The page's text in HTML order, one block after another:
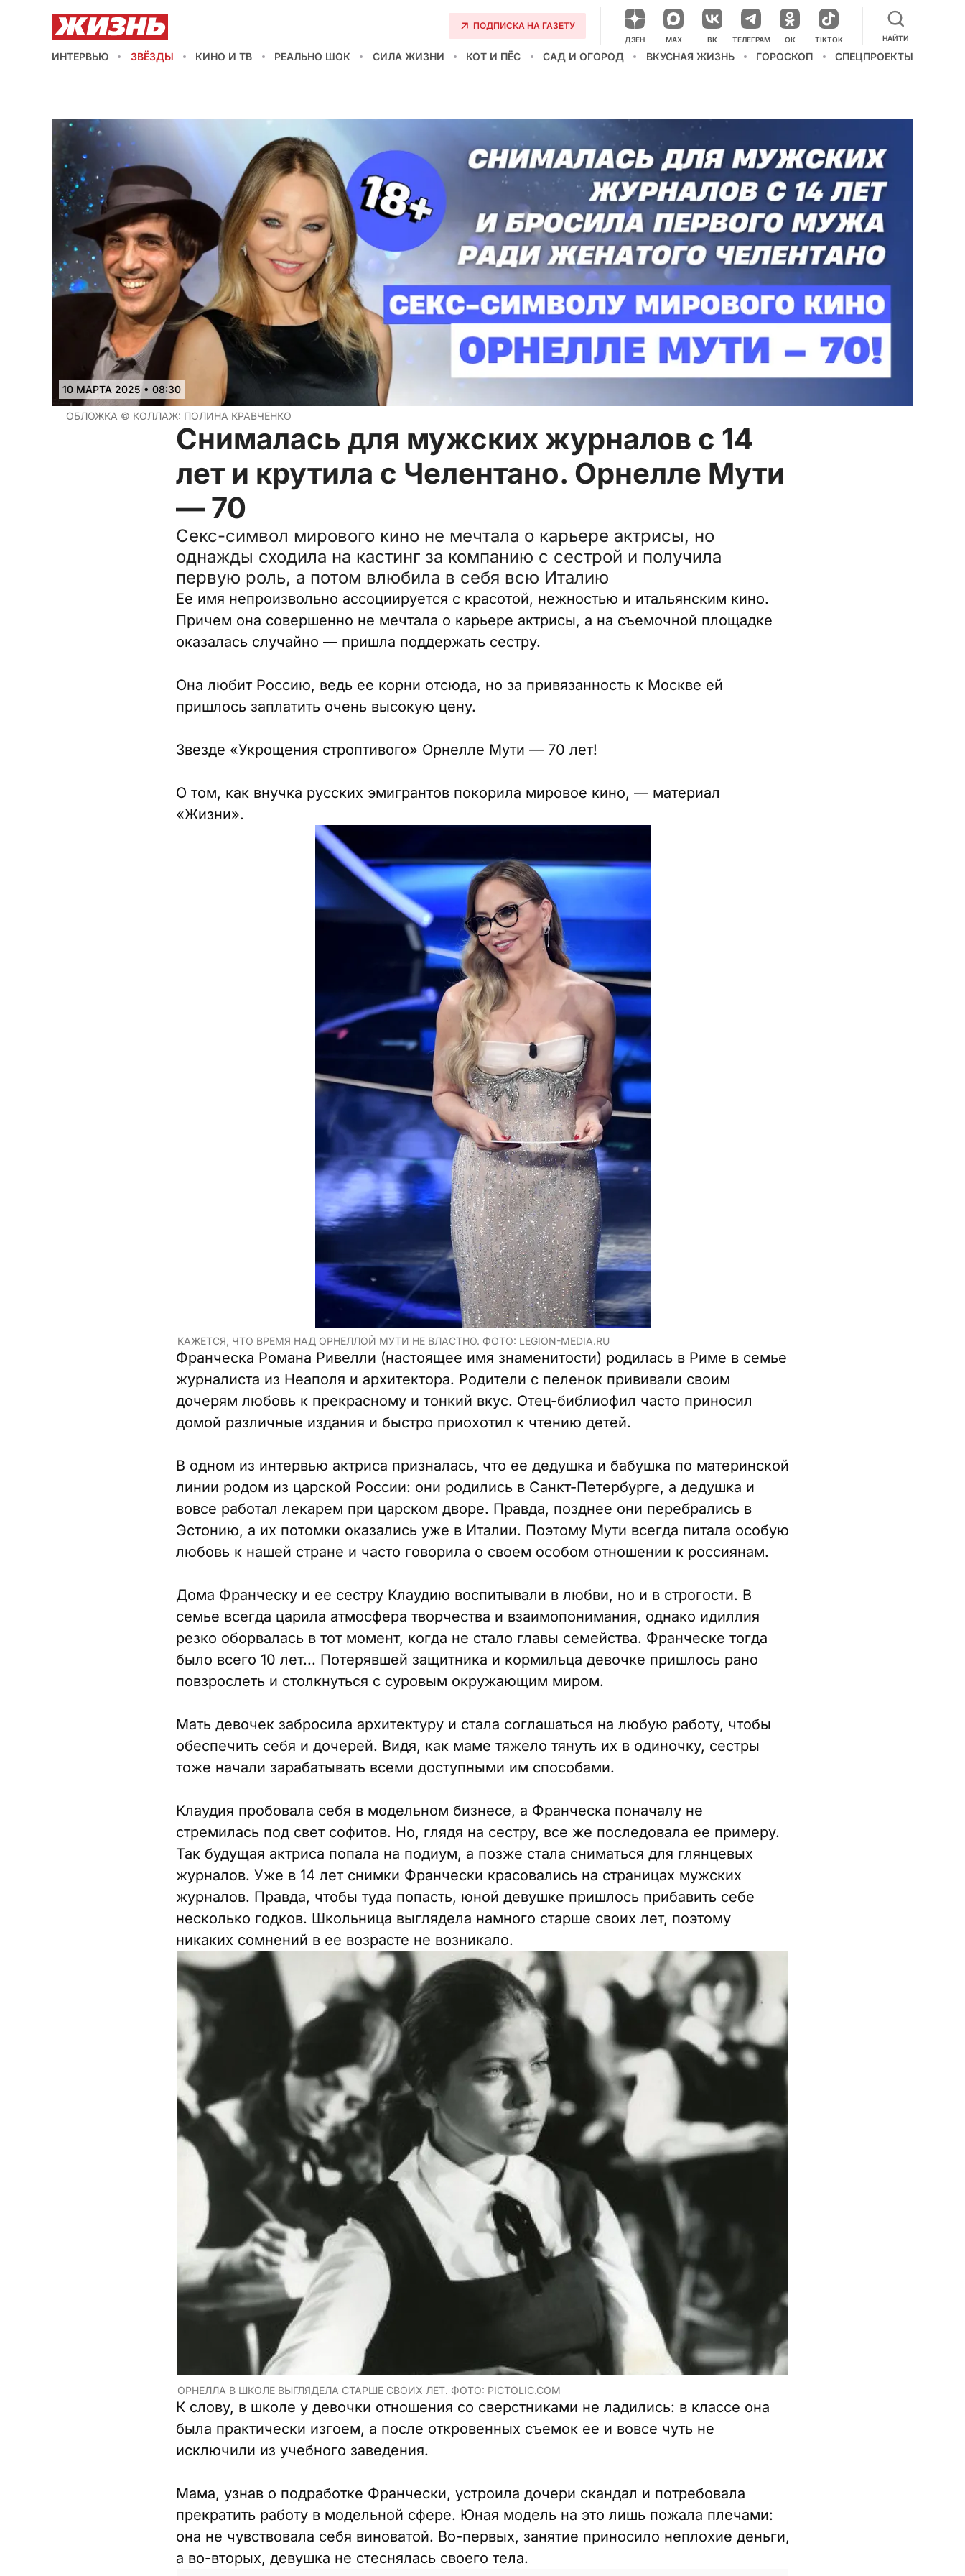
ПОДПИСКА НА ГАЗЕТУ
ДЗЕН НАШ КАНАЛ В МЕССЕНДЖЕРЕ
MAX ВК ТЕЛЕГРАМ ОК TIKTOK НАЙТИ
ИНТЕРВЬЮ ЗВЁЗДЫ КИНО И ТВ РЕАЛЬНО ШОК СИЛА ЖИЗНИ КОТ И ПЁС САД И ОГОРОД ВКУСНАЯ ЖИЗНЬ ГОРОСКОП СПЕЦПРОЕКТЫ
10 МАРТА 2025 • 08:30
ОБЛОЖКА © КОЛЛАЖ: ПОЛИНА КРАВЧЕНКО
Снималась для мужских журналов с 14
лет и крутила с Челентано. Орнелле Мути
— 70
Секс-символ мирового кино не мечтала о карьере актрисы, но
однажды сходила на кастинг за компанию с сестрой и получила
первую роль, а потом влюбила в себя всю Италию
Ее имя непроизвольно ассоциируется с красотой, нежностью и итальянским кино.
Причем она совершенно не мечтала о карьере актрисы, а на съемочной площадке
оказалась случайно — пришла поддержать сестру.
Она любит Россию, ведь ее корни отсюда, но за привязанность к Москве ей
пришлось заплатить очень высокую цену.
Звезде «Укрощения строптивого» Орнелле Мути — 70 лет!
О том, как внучка русских эмигрантов покорила мировое кино, — материал
«Жизни».
КАЖЕТСЯ, ЧТО ВРЕМЯ НАД ОРНЕЛЛОЙ МУТИ НЕ ВЛАСТНО. ФОТО: LEGION-MEDIA.RU
Франческа Романа Ривелли (настоящее имя знаменитости) родилась в Риме в семье
журналиста из Неаполя и архитектора. Родители с пеленок прививали своим
дочерям любовь к прекрасному и тонкий вкус. Отец-библиофил часто приносил
домой различные издания и быстро приохотил к чтению детей.
В одном из интервью актриса призналась, что ее дедушка и бабушка по материнской
линии родом из царской России: они родились в Санкт-Петербурге, а дедушка и
вовсе работал лекарем при царском дворе. Правда, позднее они перебрались в
Эстонию, а их потомки оказались уже в Италии. Поэтому Мути всегда питала особую
любовь к нашей стране и часто говорила о своем особом отношении к россиянам.
Дома Франческу и ее сестру Клаудию воспитывали в любви, но и в строгости. В
семье всегда царила атмосфера творчества и взаимопонимания, однако идиллия
резко оборвалась в тот момент, когда не стало главы семейства. Франческе тогда
было всего 10 лет... Потерявшей защитника и кормильца девочке пришлось рано
повзрослеть и столкнуться с суровым окружающим миром.
Мать девочек забросила архитектуру и стала соглашаться на любую работу, чтобы
обеспечить себя и дочерей. Видя, как маме тяжело тянуть их в одиночку, сестры
тоже начали зарабатывать всеми доступными им способами.
Клаудия пробовала себя в модельном бизнесе, а Франческа поначалу не
стремилась под свет софитов. Но, глядя на сестру, все же последовала ее примеру.
Так будущая актриса попала на подиум, а позже стала сниматься для глянцевых
журналов. Уже в 14 лет снимки Франчески красовались на страницах мужских
журналов. Правда, чтобы туда попасть, юной девушке пришлось прибавить себе
несколько годков. Школьница выглядела намного старше своих лет, поэтому
никаких сомнений в ее возрасте не возникало.
ОРНЕЛЛА В ШКОЛЕ ВЫГЛЯДЕЛА СТАРШЕ СВОИХ ЛЕТ. ФОТО: PICTOLIC.COM
К слову, в школе у девочки отношения со сверстниками не ладились: в классе она
была практически изгоем, а после откровенных съемок ее и вовсе чуть не
исключили из учебного заведения.
Мама, узнав о подработке Франчески, устроила дочери скандал и потребовала
прекратить работу в модельной сфере. Юная модель на это лишь пожала плечами:
она не чувствовала себя виноватой. Во-первых, занятие приносило неплохие деньги,
а во-вторых, девушка не стеснялась своего тела.